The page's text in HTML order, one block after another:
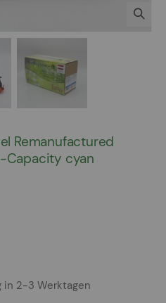
Remanufactured
Capacity cyan
in 2-3 Werktagen